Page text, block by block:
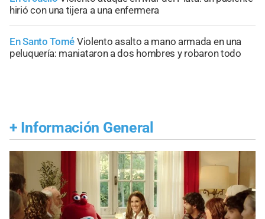
hirió con una tijera a una enfermera
En Santo Tomé Violento asalto a mano armada en una
peluquería: maniataron a dos hombres y robaron todo
+ Información General